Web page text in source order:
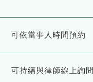
可依當事人時間預約
可持續與律師線上詢問